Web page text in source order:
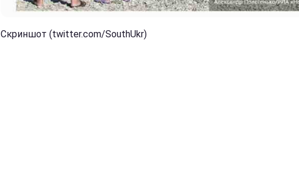
Скриншот (twitter.com/SouthUkr)